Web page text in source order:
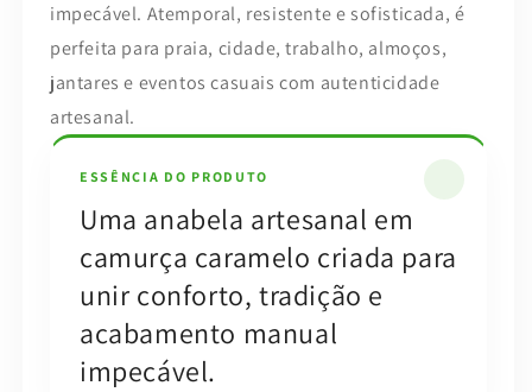
impecável. Atemporal, resistente e sofisticada, é
perfeita para praia, cidade, trabalho, almoços,
jantares e eventos casuais com autenticidade
artesanal.
ESSÊNCIA DO PRODUTO
Uma anabela artesanal em
camurça caramelo criada para
unir conforto, tradição e
acabamento manual
impecável.